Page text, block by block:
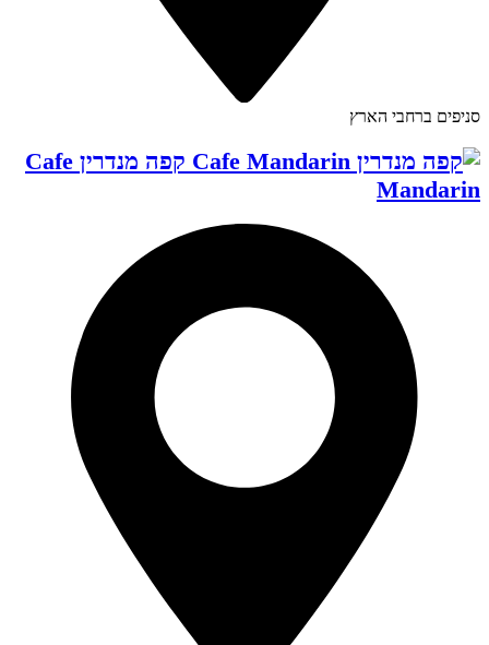
סניפים ברחבי הארץ
קפה מנדרין Cafe
Mandarin